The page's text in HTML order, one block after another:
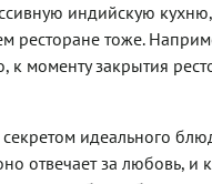
индийскую
тоже.
моменту закрытия
идеального
отвечает за любовь,